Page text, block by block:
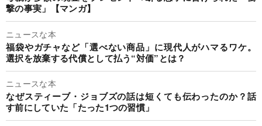
撃の事実」【マンガ】
ニュースな本
福袋やガチャなど「選べない商品」に現代人がハマるワケ。
選択を放棄する代償として払う“対価”とは？
ニュースな本
なぜスティーブ・ジョブズの話は短くても伝わったのか？話
す前にしていた「たった1つの習慣」